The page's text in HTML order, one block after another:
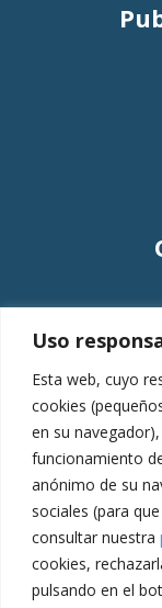
Uso
Esta web, cuyo
cookies
en su
funcionamiento
anónimo de su
sociales (para
consultar nuestra
cookies,
pulsando en el